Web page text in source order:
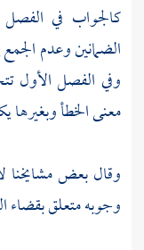
كالجواب في
الضمانين وعدم
وفي الفصل الأول
معنى الخطأ وبغيرها
وقال بعض مشايخنا
وجوبه متعلق بقضاء